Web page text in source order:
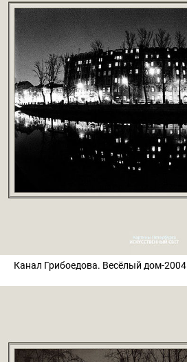
Канал Грибоедова. Весёлый дом-2004